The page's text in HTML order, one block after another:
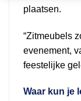
plaatsen.
“Zitmeubels
evenement,
feestelijke
Waar kun je